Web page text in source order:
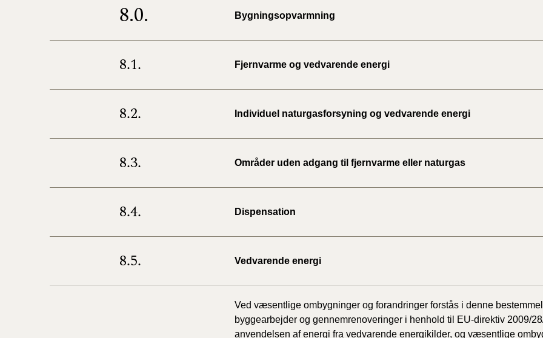
8.0. Bygningsopvarmning
8.1. Fjernvarme og vedvarende energi
8.2. Individuel naturgasforsyning og vedvarende energi
8.3. Områder uden adgang til fjernvarme eller naturgas
8.4. Dispensation
8.5. Vedvarende energi
Ved væsentlige ombygninger og forandringer forstås i denne
byggearbejder og gennemrenoveringer i henhold til EU-direktiv 2009/
anvendelsen af energi fra vedvarende energikilder, og væsentlige